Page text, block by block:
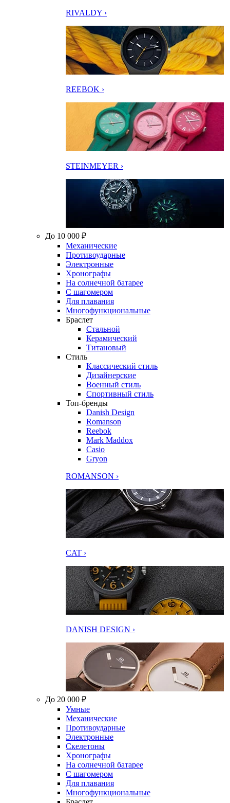
RIVALDY ›
REEBOK ›
STEINMEYER ›
До 10 000 ₽
Механические
Противоударные
Электронные
Хронографы
На солнечной батарее
С шагомером
Для плавания
Многофункциональные
Браслет
Стальной
Керамический
Титановый
Стиль
Классический стиль
Дизайнерские
Военный стиль
Спортивный стиль
Топ-бренды
Danish Design
Romanson
Reebok
Mark Maddox
Casio
Gryon
ROMANSON ›
CAT ›
DANISH DESIGN ›
До 20 000 ₽
Умные
Механические
Противоударные
Электронные
Скелетоны
Хронографы
На солнечной батарее
С шагомером
Для плавания
Многофункциональные